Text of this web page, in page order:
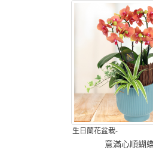
生日蘭花盆栽-
意滿心順蝴